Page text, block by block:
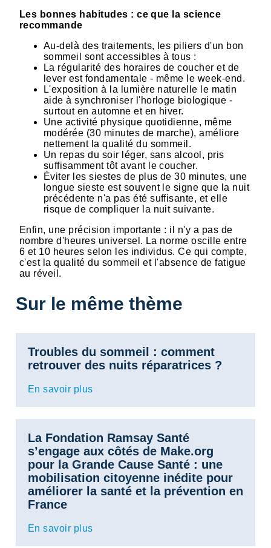
Les bonnes habitudes : ce que la science
recommande
Au-delà des traitements, les piliers d'un bon
sommeil sont accessibles à tous :
La régularité des horaires de coucher et de
lever est fondamentale - même le week-end.
L'exposition à la lumière naturelle le matin
aide à synchroniser l'horloge biologique -
surtout en automne et en hiver.
Une activité physique quotidienne, même
modérée (30 minutes de marche), améliore
nettement la qualité du sommeil.
Un repas du soir léger, sans alcool, pris
suffisamment tôt avant le coucher.
Éviter les siestes de plus de 30 minutes, une
longue sieste est souvent le signe que la nuit
précédente n'a pas été suffisante, et elle
risque de compliquer la nuit suivante.
Enfin, une précision importante : il n'y a pas de
nombre d'heures universel. La norme oscille entre
6 et 10 heures selon les individus. Ce qui compte,
c'est la qualité du sommeil et l'absence de fatigue
au réveil.
Sur le même thème
Troubles du sommeil : comment
retrouver des nuits réparatrices ?
En savoir plus
La Fondation Ramsay Santé
s’engage aux côtés de Make.org
pour la Grande Cause Santé : une
mobilisation citoyenne inédite pour
améliorer la santé et la prévention en
France
En savoir plus